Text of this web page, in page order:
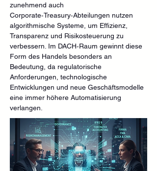
zunehmend auch
Corporate‑Treasury‑Abteilungen nutzen
algorithmische Systeme, um Effizienz,
Transparenz und Risikosteuerung zu
verbessern. Im DACH‑Raum gewinnt diese
Form des Handels besonders an
Bedeutung, da regulatorische
Anforderungen, technologische
Entwicklungen und neue Geschäftsmodelle
eine immer höhere Automatisierung
verlangen.